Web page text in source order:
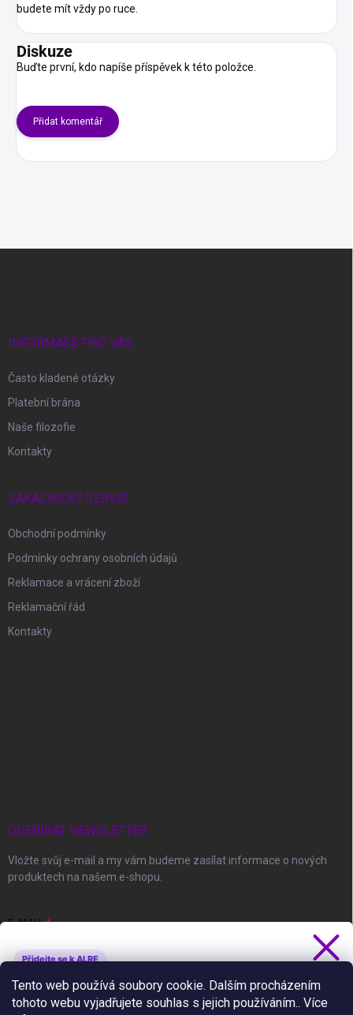
Tento web používá soubory cookie. Dalším procházením
tohoto webu vyjadřujete souhlas s jejich používáním.. Více
budete mít vždy po ruce.
Diskuze
Buďte první, kdo napíše příspěvek k této položce.
Přidat komentář
INFORMACE PRO VÁS
Často kladené otázky
Platební brána
Naše filozofie
Kontakty
ZÁKAZNICKÝ SERVIS
Obchodní podmínky
Podmínky ochrany osobních údajů
Reklamace a vrácení zboží
Reklamační řád
Kontakty
ODEBÍRAT NEWSLETTER
Vložte svůj e-mail a my vám budeme zasílat informace o nových
produktech na našem e-shopu.
E-MAIL
Vložením e-mailu souhlasíte spodmínkami ochrany osobních údajů
Přidejte se k ALRE
Získejte 5 % slevu
Novinky, slevy a tipy jako první.